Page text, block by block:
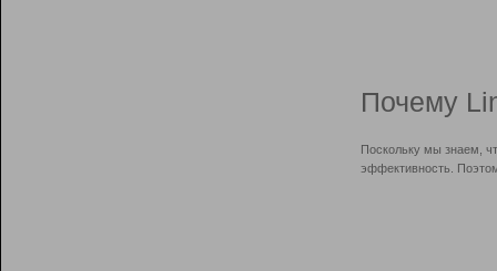
Почему
Поскольку мы знаем,
эффективность.